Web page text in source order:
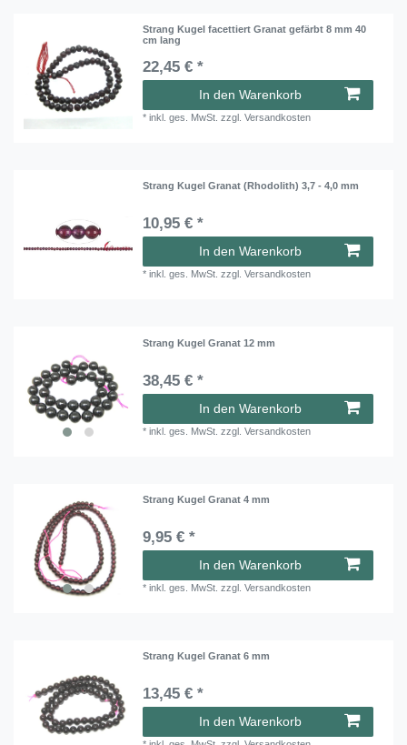
Strang Kugel facettiert Granat gefärbt 8 mm 40
cm lang
22,45 € *
In den Warenkorb
*inkl. ges. MwSt. zzgl.Versandkosten
Strang Kugel Granat (Rhodolith) 3,7 - 4,0 mm
10,95 € *
In den Warenkorb
*inkl. ges. MwSt. zzgl.Versandkosten
Strang Kugel Granat 12 mm
38,45 € *
In den Warenkorb
*inkl. ges. MwSt. zzgl.Versandkosten
Strang Kugel Granat 4 mm
9,95 € *
In den Warenkorb
*inkl. ges. MwSt. zzgl.Versandkosten
Strang Kugel Granat 6 mm
13,45 € *
In den Warenkorb